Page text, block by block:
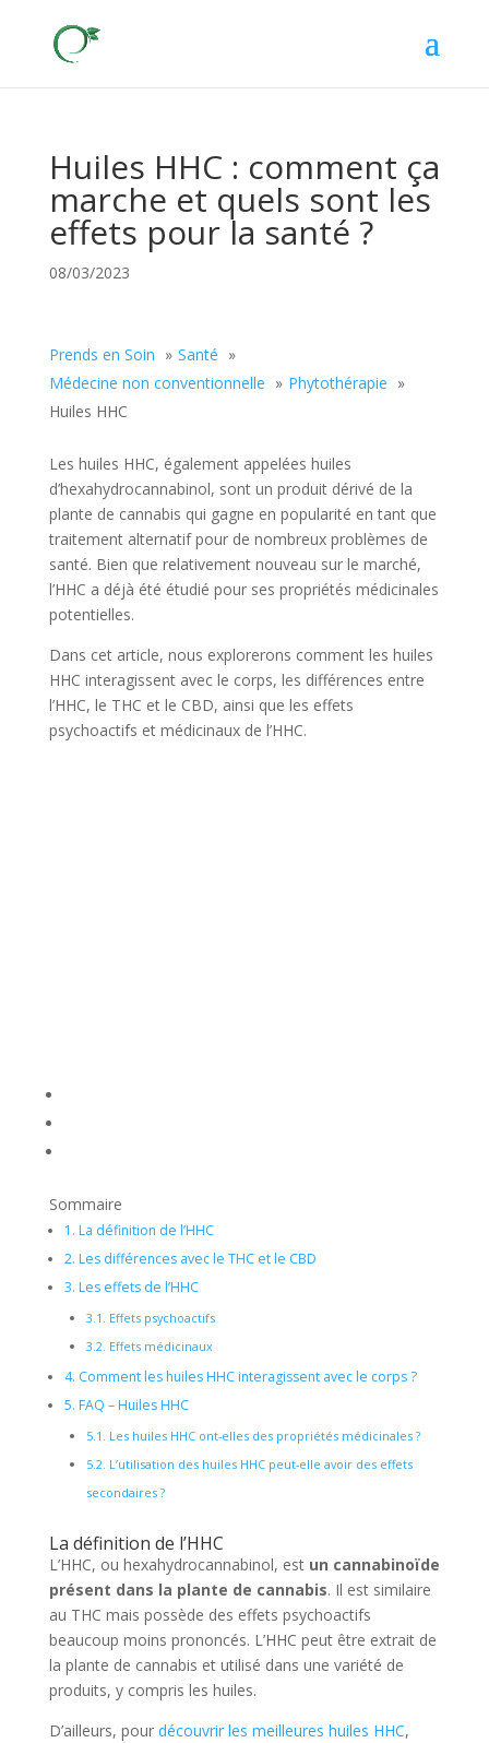
Huiles HHC : comment ça
marche et quels sont les
effets pour la santé ?
08/03/2023
Prends en Soin
Santé
Médecine non conventionnelle
Phytothérapie
Huiles HHC
Les huiles HHC, également appelées huiles
d’hexahydrocannabinol, sont un produit dérivé de la
plante de cannabis qui gagne en popularité en tant que
traitement alternatif pour de nombreux problèmes de
santé. Bien que relativement nouveau sur le marché,
l’HHC a déjà été étudié pour ses propriétés médicinales
potentielles.
Dans cet article, nous explorerons comment les huiles
HHC interagissent avec le corps, les différences entre
l’HHC, le THC et le CBD, ainsi que les effets
psychoactifs et médicinaux de l’HHC.
Sommaire
1. La définition de l’HHC
2. Les différences avec le THC et le CBD
3. Les effets de l’HHC
3.1. Effets psychoactifs
3.2. Effets médicinaux
4. Comment les huiles HHC interagissent avec le corps ?
5. FAQ – Huiles HHC
5.1. Les huiles HHC ont-elles des propriétés médicinales ?
5.2. L’utilisation des huiles HHC peut-elle avoir des effets
secondaires ?
La définition de l’HHC
L’HHC, ou hexahydrocannabinol, est un cannabinoïde
présent dans la plante de cannabis. Il est similaire
au THC mais possède des effets psychoactifs
beaucoup moins prononcés. L’HHC peut être extrait de
la plante de cannabis et utilisé dans une variété de
produits, y compris les huiles.
D’ailleurs, pour découvrir les meilleures huiles HHC,